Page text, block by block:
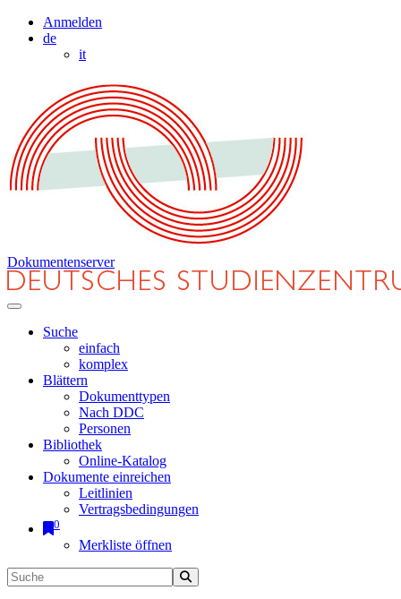
Anmelden
de
it
Dokumentenserver
Suche
einfach
komplex
Blättern
Dokumenttypen
Nach DDC
Personen
Bibliothek
Online-Katalog
Dokumente einreichen
Leitlinien
Vertragsbedingungen
0
Merkliste öffnen